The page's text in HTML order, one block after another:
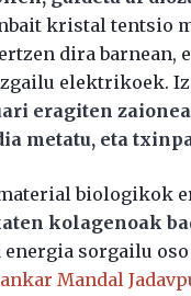
kristal tentsio
dira barnean,
elektrikoek.
eragiten
metatu, eta
biologikok
kolagenoak
sorgailu
Mandal